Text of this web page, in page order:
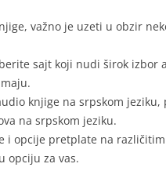
važno je uzeti u obzir
sajt koji nudi širok izbor
knjige na srpskom
na srpskom jeziku.
i opcije pretplate na
opciju za vas.